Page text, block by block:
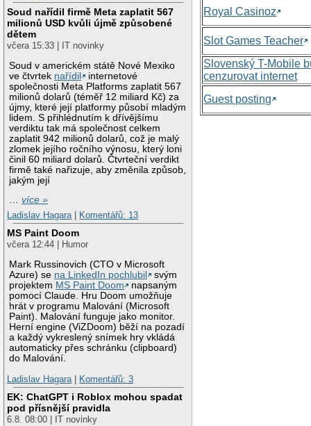
Soud nařídil firmě Meta zaplatit 567
milionů USD kvůli újmě způsobené
dětem
včera 15:33 | IT novinky
Soud v americkém státě Nové Mexiko
ve čtvrtek nařídil
internetové
společnosti Meta Platforms zaplatit 567
milionů dolarů (téměř 12 miliard Kč) za
újmy, které její platformy působí mladým
lidem. S přihlédnutím k dřívějšímu
verdiktu tak má společnost celkem
zaplatit 942 milionů dolarů, což je malý
zlomek jejího ročního výnosu, který loni
činil 60 miliard dolarů. Čtvrteční verdikt
firmě také nařizuje, aby změnila způsob,
jakým její
…více »
Ladislav Hagara
Komentářů: 13
MS Paint Doom
včera 12:44 | Humor
Mark Russinovich (CTO v Microsoft
Azure) se na LinkedIn pochlubil
svým
projektem MS Paint Doom
napsaným
pomocí Claude. Hru Doom umožňuje
hrát v programu Malování (Microsoft
Paint). Malování funguje jako monitor.
Herní engine (ViZDoom) běží na pozadí
a každý vykreslený snímek hry vkládá
automaticky přes schránku (clipboard)
do Malování.
Ladislav Hagara
Komentářů: 3
EK: ChatGPT i Roblox mohou spadat
pod přísnější pravidla
6.8. 08:00 | IT novinky
Royal Casinoz
Slot Games Teacher
Slovenský T-Mobile
cenzurovat internet
Guest posting